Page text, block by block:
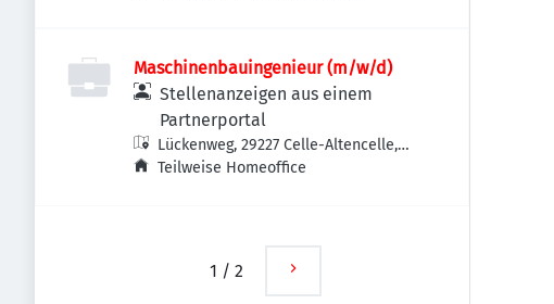
Maschinenbauingenieur (m/w/d)
Stellenanzeigen aus einem
Partnerportal
Lückenweg, 29227 Celle-Altencelle,
Deutschland
Teilweise Homeoffice
1 / 2